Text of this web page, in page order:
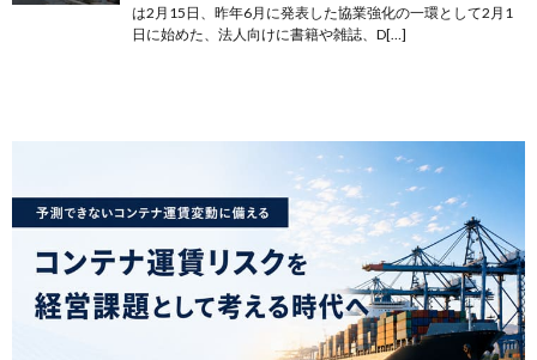
は2月15日、昨年6月に発表した協業強化の一環として2月1
日に始めた、法人向けに書籍や雑誌、D[…]